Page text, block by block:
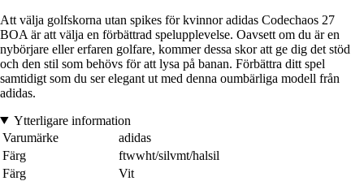
Att välja golfskorna utan spikes för kvinnor adidas Codechaos 27
BOA är att välja en förbättrad spelupplevelse. Oavsett om du är en
nybörjare eller erfaren golfare, kommer dessa skor att ge dig det stöd
och den stil som behövs för att lysa på banan. Förbättra ditt spel
samtidigt som du ser elegant ut med denna oumbärliga modell från
adidas.
Ytterligare information
Varumärke
adidas
Färg
ftwwht/silvmt/halsil
Färg
Vit